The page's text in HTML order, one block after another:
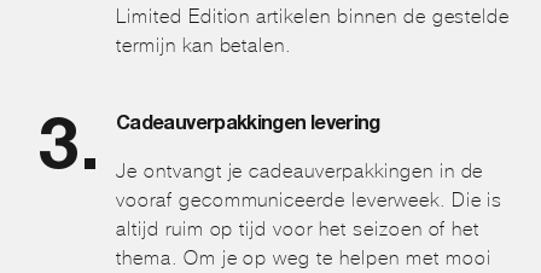
Limited Edition artikelen binnen de gestelde
termijn kan betalen.
Cadeauverpakkingen levering
Je ontvangt je cadeauverpakkingen in de
vooraf gecommuniceerde leverweek. Die is
altijd ruim op tijd voor het seizoen of het
thema. Om je op weg te helpen met mooi